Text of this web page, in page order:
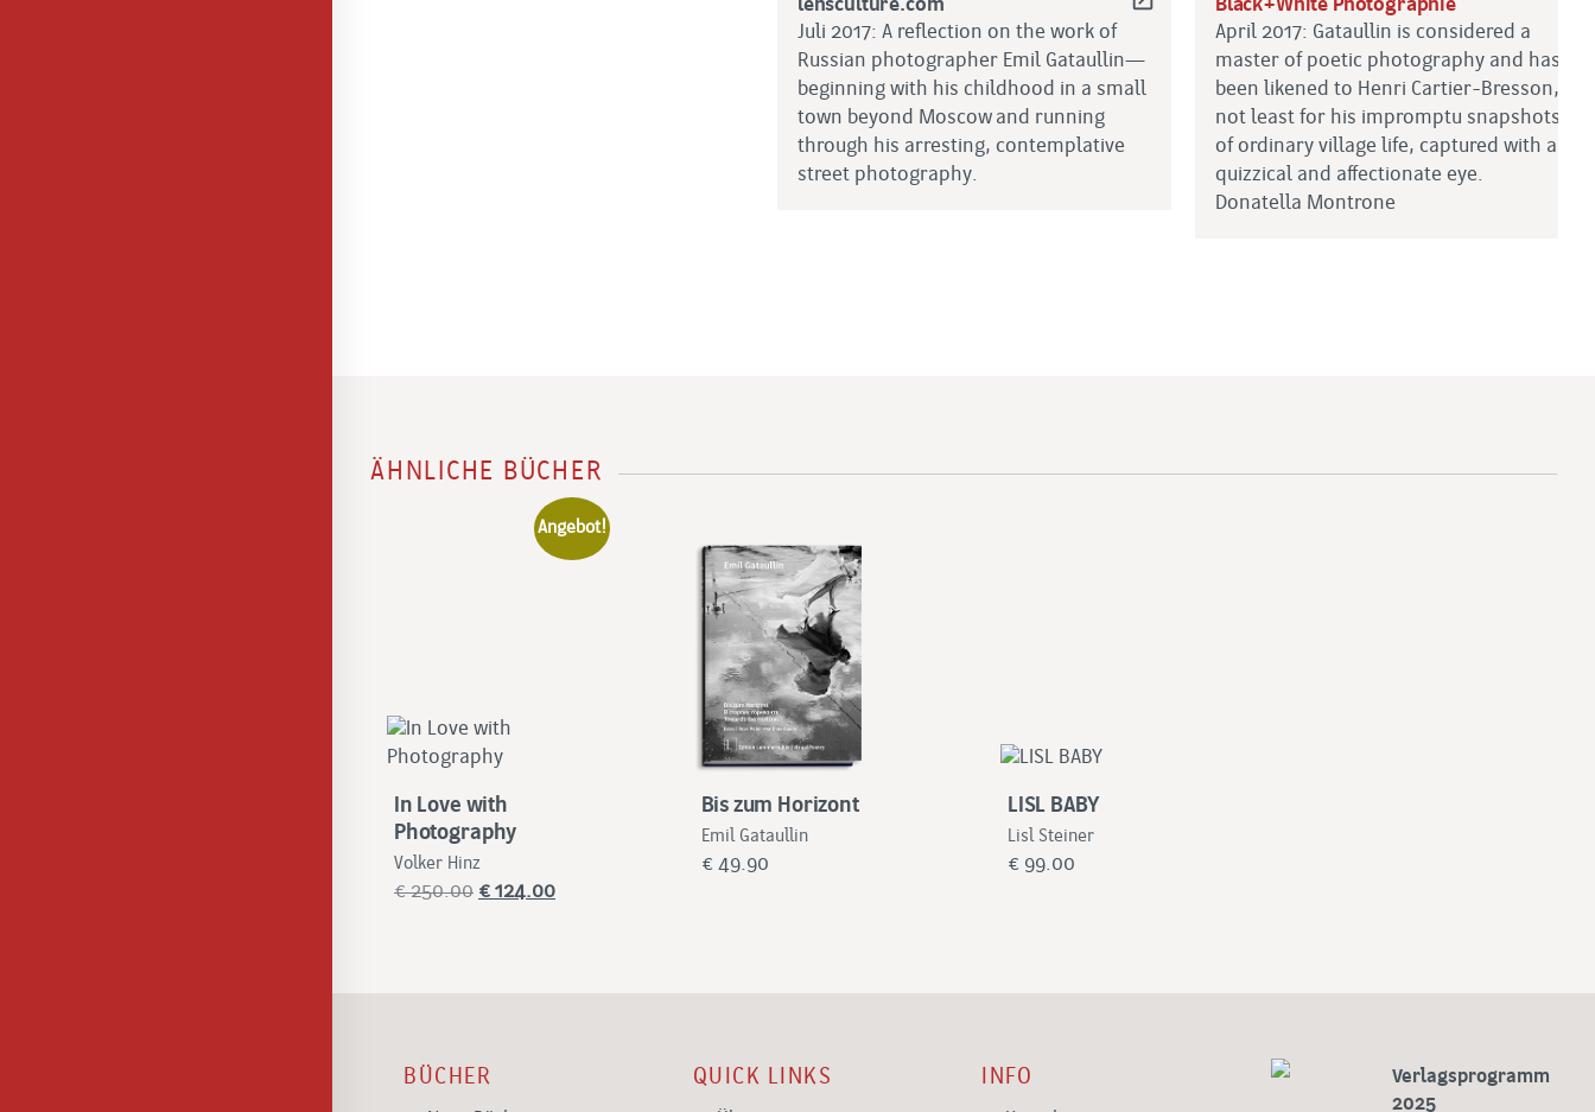
lensculture.com
Juli 2017: A reflection on the work of
Russian photographer Emil Gataullin—
beginning with his childhood in a small
town beyond Moscow and running
through his arresting, contemplative
street photography.
Black+White Photographie
April 2017: Gataullin is considered a
master of poetic photography and has
been likened to Henri Cartier-Bresson,
not least for his impromptu snapshots
of ordinary village life, captured with a
quizzical and affectionate eye.
Donatella Montrone
ÄHNLICHE BÜCHER
Angebot!
In Love with
Photography
Volker Hinz
€250.00 Ursprünglicher
€ 124.00Aktueller
Bis zum Horizont
Emil Gataullin
€ 49.90
LISL BABY
Lisl Steiner
€ 99.00
BÜCHER QUICK LINKS INFO
Verlagsprogramm
2025